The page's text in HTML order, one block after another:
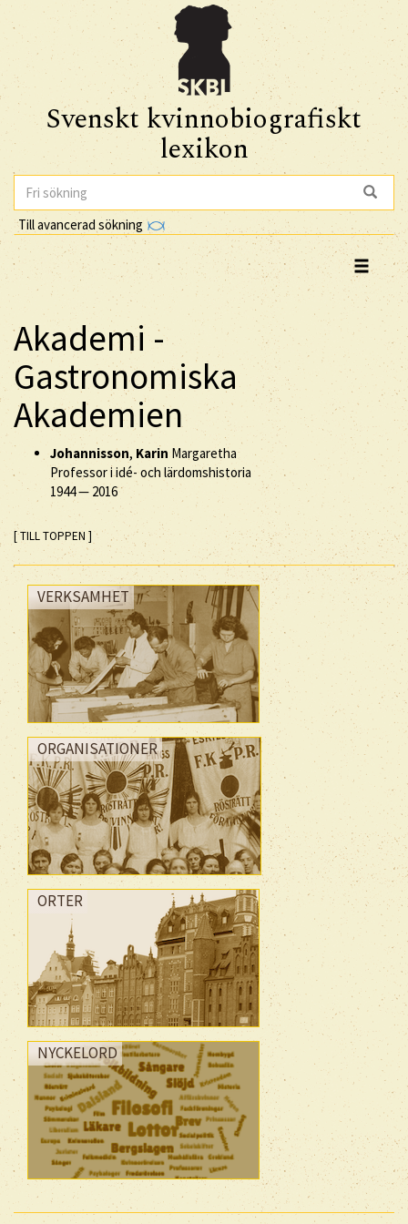
Svenskt kvinnobiografiskt
lexikon
Till avancerad sökning
Akademi -
Gastronomiska
Akademien
Johannisson, Karin Margaretha
Professor i idé- och lärdomshistoria
1944— 2016
[ TILL TOPPEN ]
VERKSAMHET
ORGANISATIONER
ORTER
NYCKELORD